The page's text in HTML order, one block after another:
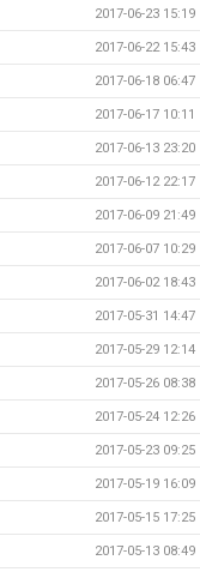
2017-06-23 15:19
2017-06-22 15:43
2017-06-18 06:47
2017-06-17 10:11
2017-06-13 23:20
2017-06-12 22:17
2017-06-09 21:49
2017-06-07 10:29
2017-06-02 18:43
2017-05-31 14:47
2017-05-29 12:14
2017-05-26 08:38
2017-05-24 12:26
2017-05-23 09:25
2017-05-19 16:09
2017-05-15 17:25
2017-05-13 08:49